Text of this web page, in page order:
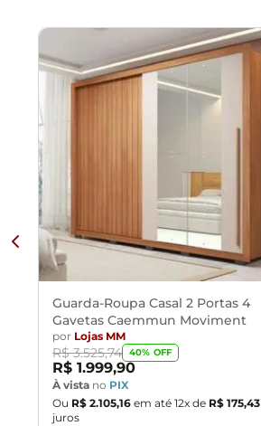
Guarda-Roupa Casal 2 Portas 4
Gavetas Caemmun Moviment
por Lojas MM
R$ 3.525,74 40% OFF
R$ 1.999,90
À vista no PIX
Ou R$ 2.105,16 em até 12x de R$ 175,43
juros